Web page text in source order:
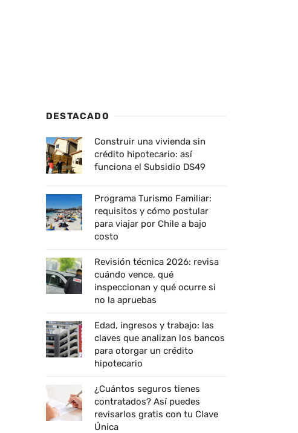
DESTACADO
Construir una vivienda sin
crédito hipotecario: así
funciona el Subsidio DS49
Programa Turismo Familiar:
requisitos y cómo postular
para viajar por Chile a bajo
costo
Revisión técnica 2026: revisa
cuándo vence, qué
inspeccionan y qué ocurre si
no la apruebas
Edad, ingresos y trabajo: las
claves que analizan los bancos
para otorgar un crédito
hipotecario
¿Cuántos seguros tienes
contratados? Así puedes
revisarlos gratis con tu Clave
Única